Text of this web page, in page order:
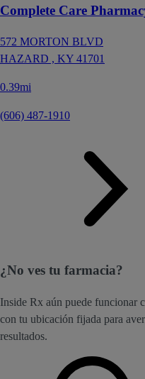
Complete Care
572 MORTON BLVD
HAZARD , KY 41701
0.39mi
(606) 487-1910
¿No ves tu farmacia?
Inside Rx aún puede funcionar
con tu ubicación fijada para
resultados.